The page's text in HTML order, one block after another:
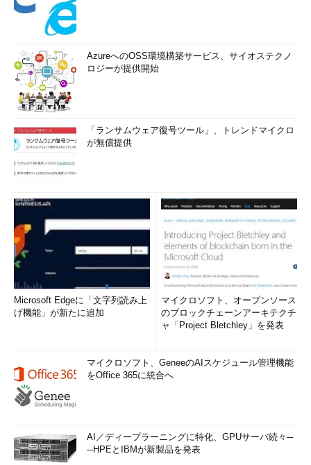
AzureへのOSS環境構築サービス、サイオステクノ
ロジーが提供開始
「ランサムウェア復号ツール」、トレンドマイクロ
が無償提供
Microsoft Edgeに「文字列読み上
げ機能」が新たに追加
マイクロソフト、オープンソース
のブロックチェーンアーキテクチ
ャ「Project Bletchley」を発表
マイクロソフト、GeneeのAIスケジュール管理機能
をOffice 365に統合へ
AI／ディープラーニングに特化、GPUサーバ続々─
─HPEとIBMが新製品を発表